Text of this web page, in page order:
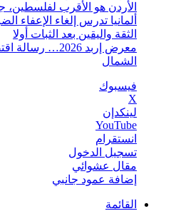
الأردن هو الأقرب لفلسطين،
ألمانيا تدرس إلغاء الإعفاء
الثقة واليقين بعد الثبات أولا
معرض إربد 2026…
الشمال
فيسبوك
‫X
لينكدإن
‫YouTube
انستقرام
تسجيل الدخول
مقال عشوائي
إضافة عمود جانبي
القائمة